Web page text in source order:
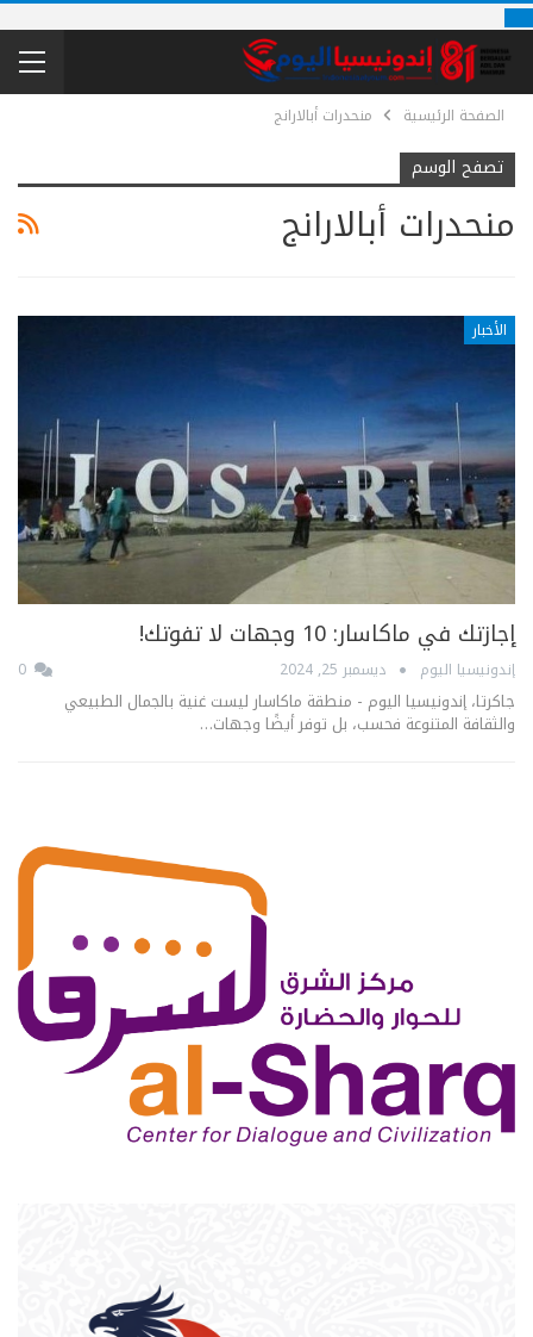
الصفحة الرئيسية منحدرات أبالارانج
تصفح الوسم
منحدرات أبالارانج
الأخبار
إجازتك في ماكاسار: 10 وجهات لا تفوتك!
إندونيسيا اليوم ديسمبر 25, 2024
جاكرتا، إندونيسيا اليوم - منطقة ماكاسار ليست غنية بالجمال الطبيعي
والثقافة المتنوعة فحسب، بل توفر أيضًا وجهات…